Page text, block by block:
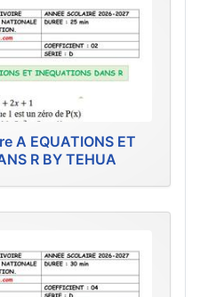
A EQUATIONS ET
R BY TEHUA